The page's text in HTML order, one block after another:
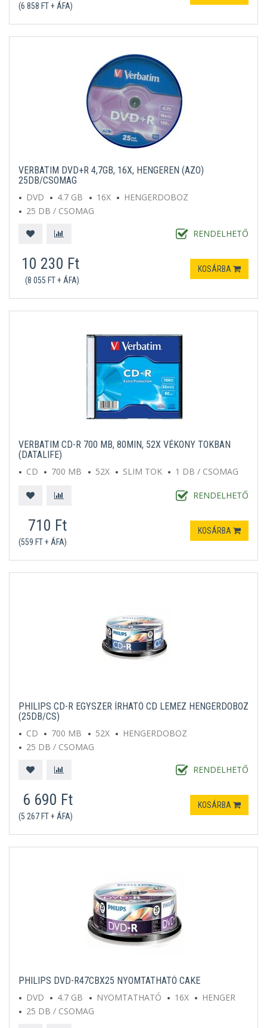
(6 858 FT + ÁFA)
VERBATIM DVD+R 4,7GB, 16X, HENGEREN (AZO)
25DB/CSOMAG
DVD
4.7 GB 16X
HENGERDOBOZ
25 DB / CSOMAG
RENDELHETŐ
10 230 Ft
(8 055 FT + ÁFA)
KOSÁRBA
VERBATIM CD-R 700 MB, 80MIN, 52X VÉKONY TOKBAN
(DATALIFE)
CD
700 MB 52X SLIM TOK 1 DB / CSOMAG
RENDELHETŐ
710 Ft
(559 FT + ÁFA)
KOSÁRBA
PHILIPS CD-R EGYSZER ÍRHATÓ CD LEMEZ HENGERDOBOZ
(25DB/CS)
CD
700 MB 52X
HENGERDOBOZ
25 DB / CSOMAG
RENDELHETŐ
6 690 Ft
(5 267 FT + ÁFA)
KOSÁRBA
PHILIPS DVD-R47CBX25 NYOMTATHATÓ CAKE
DVD
4.7 GB NYOMTATHATÓ 16X
HENGER
25 DB / CSOMAG